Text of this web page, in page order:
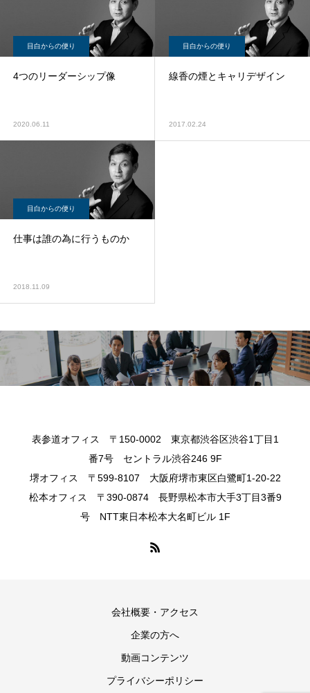
目白からの便り
4つのリーダーシップ像
2020.06.11
目白からの便り
線香の煙とキャリデザイン
2017.02.24
目白からの便り
仕事は誰の為に行うものか
2018.11.09
表参道オフィス 〒150-0002 東京都渋谷区渋谷1丁目1
番7号 セントラル渋谷246 9F
堺オフィス 〒599-8107 大阪府堺市東区白鷺町1-20-22
松本オフィス 〒390-0874 長野県松本市大手3丁目3番9
号 NTT東日本松本大名町ビル 1F
会社概要・アクセス
企業の方へ
動画コンテンツ
プライバシーポリシー